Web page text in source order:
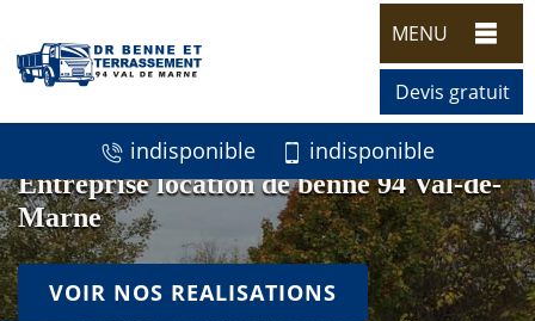
MENU
Devis gratuit
indisponible indisponible
Entreprise location de benne 94 Val-de-
Marne
VOIR NOS REALISATIONS